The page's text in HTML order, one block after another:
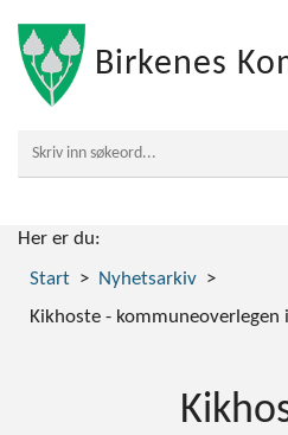
Birkenes
Her er du:
Start
Nyhetsarkiv
Kikhoste -